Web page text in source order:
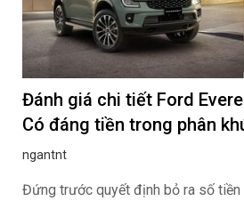
Đánh giá chi tiết Ford
Có đáng tiền trong phân
ngantnt
Đứng trước quyết định bỏ ra số